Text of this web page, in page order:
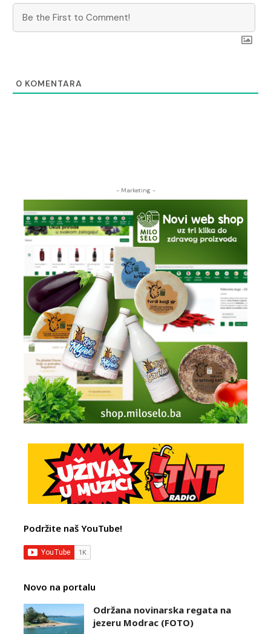
0 KOMENTARA
- Marketing -
Podržite naš YouTube!
Novo na portalu
Održana novinarska regata na
jezeru Modrac (FOTO)